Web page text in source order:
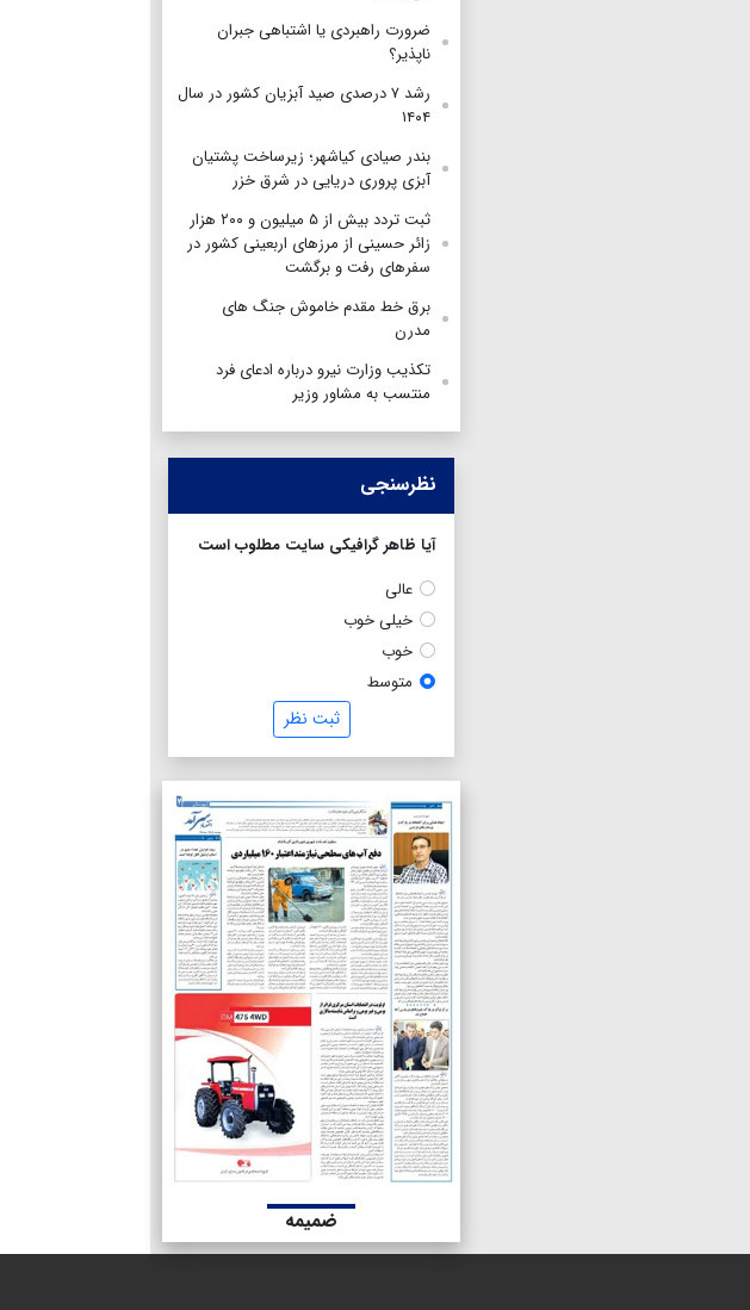
ضرورت راهبردی یا اشتباهی جبران
ناپذیر؟
رشد ۷ درصدی صید آبزیان کشور در سال
۱۴۰۴
بندر صیادی کیاشهر؛ زیرساخت پشتیان
آبزی پروری دریایی در شرق خزر
ثبت تردد بیش از ۵ میلیون و ۲۰۰ هزار
زائر حسینی از مرزهای اربعینی کشور در
سفرهای رفت و برگشت
برق خط مقدم خاموش جنگ های
مدرن
تکذیب وزارت نیرو درباره ادعای فرد
منتسب به مشاور وزیر
نظرسنجی
آیا ظاهر گرافیکی سایت مطلوب است
عالی
خیلی خوب
خوب
متوسط
ثبت نظر
ضمیمه